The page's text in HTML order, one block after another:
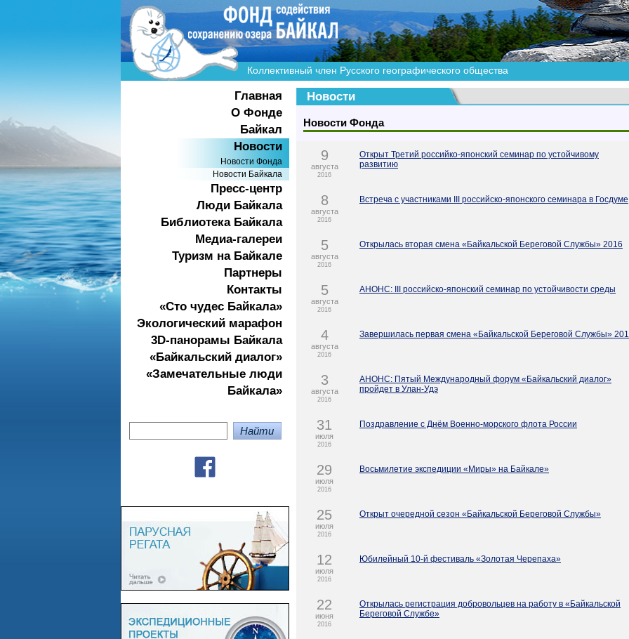
Коллективный член Русского географического общества
Главная
О Фонде
Байкал
Новости
Новости Фонда
Новости Байкала
Пресс-центр
Люди Байкала
Библиотека Байкала
Медиа-галереи
Туризм на Байкале
Партнеры
Контакты
«Сто чудес Байкала»
Экологичеcкий марафон
3D-панорамы Байкала
«Байкальский диалог»
«Замечательные люди
Байкала»
Новости
Новости Фонда
9
августа
2016
Открыт Третий российко-японский семинар по устойчивому
развитию
8
августа
2016
Встреча с участниками III российско-японского семинара в Госдуме
5
августа
2016
Открылась вторая смена «Байкальской Береговой Службы» 2016
5
августа
2016
АНОНС: III российско-японский семинар по устойчивости среды
4
августа
2016
Завершилась первая смена «Байкальской Береговой Службы»
3
августа
2016
АНОНС: Пятый Международный форум «Байкальский диалог»
пройдет в Улан-Удэ
31
июля
2016
Поздравление с Днём Военно-морского флота России
29
июля
2016
Восьмилетие экспедиции «Миры» на Байкале»
25
июля
2016
Открыт очередной сезон «Байкальской Береговой Службы»
12
июля
2016
Юбилейный 10-й фестиваль «Золотая Черепаха»
22
июня
2016
Открылась регистрация добровольцев на работу в «Байкальской
Береговой Службе»